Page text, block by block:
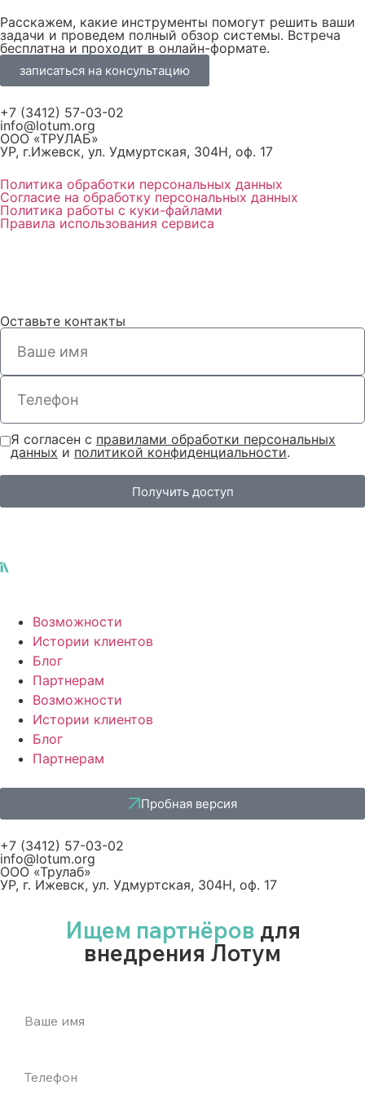
Расскажем, какие инструменты помогут решить ваши
задачи и проведем полный обзор системы. Встреча
бесплатна и проходит в онлайн-формате.
записаться на консультацию
+7 (3412) 57-03-02
info@lotum.org
ООО «ТРУЛАБ»
УР, г.Ижевск, ул. Удмуртская, 304Н, оф. 17
Политика обработки персональных данных
Согласие на обработку персональных данных
Политика работы с куки-файлами
Правила использования сервиса
Оставьте контакты
Я согласен с правилами обработки персональных
данных и политикой конфиденциальности.
Получить доступ
Возможности
Истории клиентов
Блог
Партнерам
Возможности
Истории клиентов
Блог
Партнерам
Пробная версия
+7 (3412) 57-03-02
info@lotum.org
ООО «Трулаб»
УР, г. Ижевск, ул. Удмуртская, 304Н, оф. 17
Ищем партнёров для
внедрения Лотум